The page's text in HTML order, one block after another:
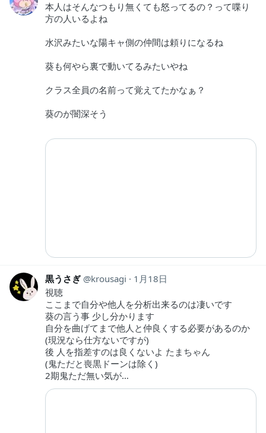
本人はそんなつもり無くても怒ってるの？って喋り
方の人いるよね
水沢みたいな陽キャ側の仲間は頼りになるね
葵も何やら裏で動いてるみたいやね
クラス全員の名前って覚えてたかなぁ？
葵のが闇深そう
黒うさぎ krousagi
1月18日
視聴
ここまで自分や他人を分析出来るのは凄いです
葵の言う事 少し分かります
自分を曲げてまで他人と仲良くする必要があるのか
(現況なら仕方ないですが)
後 人を指差すのは良くないよ たまちゃん
(鬼ただと喪黒ドーンは除く)
2期鬼ただ無い気が…